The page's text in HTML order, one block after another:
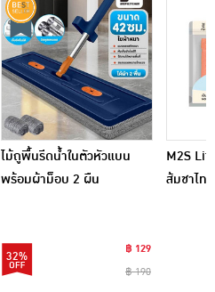
ไม้ถูพื้นรีดน้ำในตัวหัวแบน
พร้อมผ้าม็อบ 2 ผืน
32%
฿ 129
฿ 190
M2S
ส้มชาไท